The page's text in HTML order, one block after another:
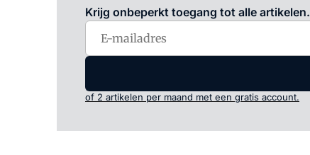
Krijg onbeperkt toegang tot alle artikelen.
of 2 artikelen per maand met een gratis account.